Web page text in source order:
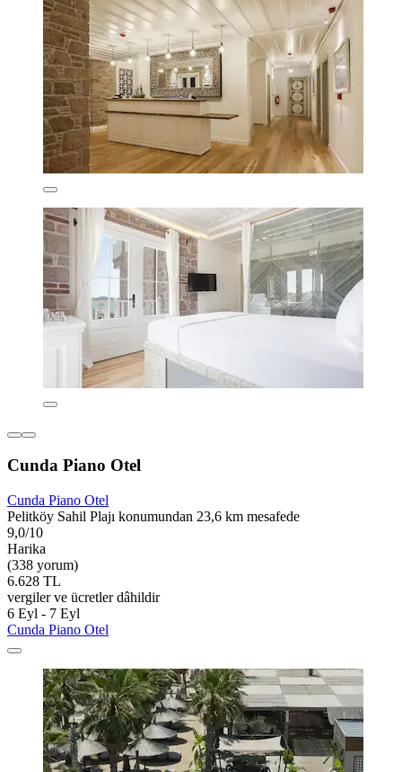
Cunda Piano Otel
Cunda Piano Otel
Pelitköy Sahil Plajı konumundan 23,6 km mesafede
9,0/10
Harika
(338 yorum)
6.628 TL
vergiler ve ücretler dâhildir
6 Eyl - 7 Eyl
Cunda Piano Otel